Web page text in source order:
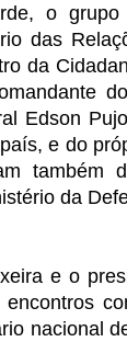
o
das
da
Edson
e do
também
da
e o
nacional